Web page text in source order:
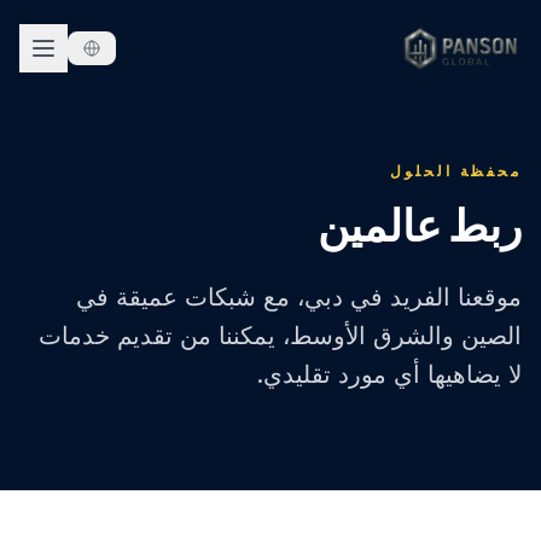
محفظة الحلول
ربط عالمين
موقعنا الفريد في دبي، مع شبكات عميقة في
الصين والشرق الأوسط، يمكننا من تقديم خدمات
لا يضاهيها أي مورد تقليدي.